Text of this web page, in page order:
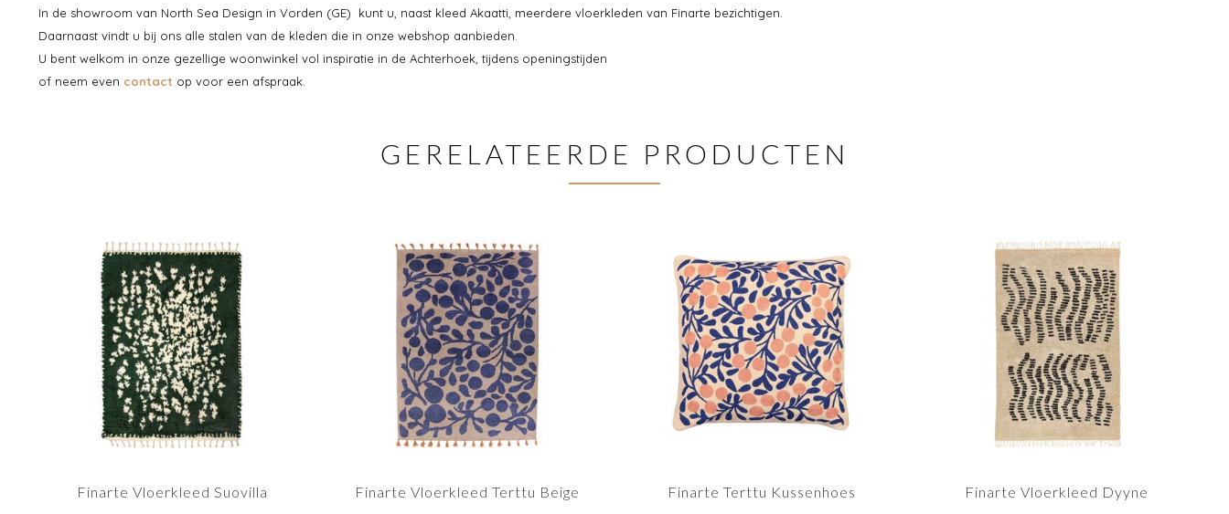
In de showroom van North Sea Design in Vorden (GE) kunt u, naast kleed Akaatti, meerdere vloerkleden van Finarte bezichtigen.
Daarnaast vindt u bij ons alle stalen van de kleden die in onze webshop aanbieden.
U bent welkom in onze gezellige woonwinkel vol inspiratie in de Achterhoek, tijdens openingstijden
of neem even contact op voor een afspraak.
GERELATEERDE PRODUCTEN
Finarte Vloerkleed Suovilla Finarte Vloerkleed Terttu Beige Finarte Terttu Kussenhoes Finarte Vloerkleed Dyyne